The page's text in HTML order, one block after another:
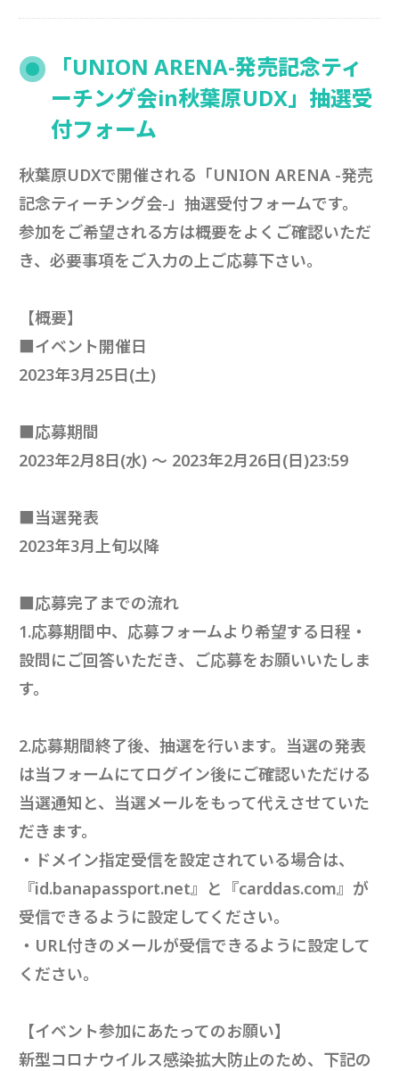
「UNION ARENA-発売記念ティ
ーチング会in秋葉原UDX」抽選受
付フォーム
秋葉原UDXで開催される「UNION ARENA -発売
記念ティーチング会-」抽選受付フォームです。
参加をご希望される方は概要をよくご確認いただ
き、必要事項をご入力の上ご応募下さい。
【概要】
■イベント開催日
2023年3月25日(土)
■応募期間
2023年2月8日(水) ～ 2023年2月26日(日)23:59
■当選発表
2023年3月上旬以降
■応募完了までの流れ
1.応募期間中、応募フォームより希望する日程・
設問にご回答いただき、ご応募をお願いいたしま
す。
2.応募期間終了後、抽選を行います。当選の発表
は当フォームにてログイン後にご確認いただける
当選通知と、当選メールをもって代えさせていた
だきます。
・ドメイン指定受信を設定されている場合は、
『id.banapassport.net』と『carddas.com』が
受信できるように設定してください。
・URL付きのメールが受信できるように設定して
ください。
【イベント参加にあたってのお願い】
新型コロナウイルス感染拡大防止のため、下記の